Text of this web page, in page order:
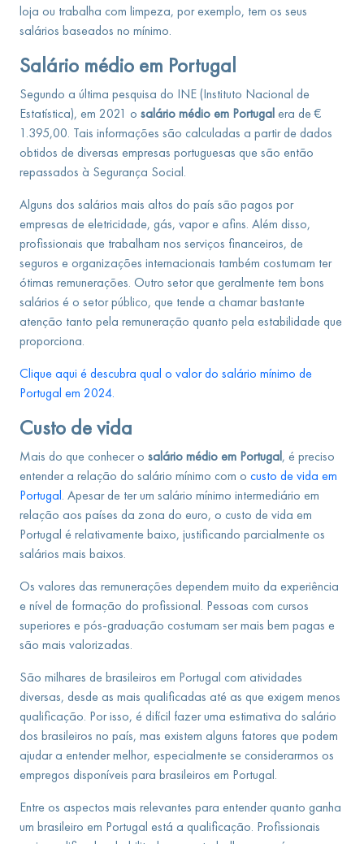
loja ou trabalha com limpeza, por exemplo, tem os seus
salários baseados no mínimo.
Salário médio em Portugal
Segundo a última pesquisa do INE (Instituto Nacional de
Estatística), em 2021 o salário médio em Portugal era de €
1.395,00. Tais informações são calculadas a partir de dados
obtidos de diversas empresas portuguesas que são então
repassados à Segurança Social.
Alguns dos salários mais altos do país são pagos por
empresas de eletricidade, gás, vapor e afins. Além disso,
profissionais que trabalham nos serviços financeiros, de
seguros e organizações internacionais também costumam ter
ótimas remunerações. Outro setor que geralmente tem bons
salários é o setor público, que tende a chamar bastante
atenção tanto pela remuneração quanto pela estabilidade que
proporciona.
Clique aqui é descubra qual o valor do salário mínimo de
Portugal em 2024.
Custo de vida
Mais do que conhecer o salário médio em Portugal, é preciso
entender a relação do salário mínimo com o custo de vida em
Portugal. Apesar de ter um salário mínimo intermediário em
relação aos países da zona do euro, o custo de vida em
Portugal é relativamente baixo, justificando parcialmente os
salários mais baixos.
Os valores das remunerações dependem muito da experiência
e nível de formação do profissional. Pessoas com cursos
superiores e pós-graduação costumam ser mais bem pagas e
são mais valorizadas.
São milhares de brasileiros em Portugal com atividades
diversas, desde as mais qualificadas até as que exigem menos
qualificação. Por isso, é difícil fazer uma estimativa do salário
dos brasileiros no país, mas existem alguns fatores que podem
ajudar a entender melhor, especialmente se considerarmos os
empregos disponíveis para brasileiros em Portugal.
Entre os aspectos mais relevantes para entender quanto ganha
um brasileiro em Portugal está a qualificação. Profissionais